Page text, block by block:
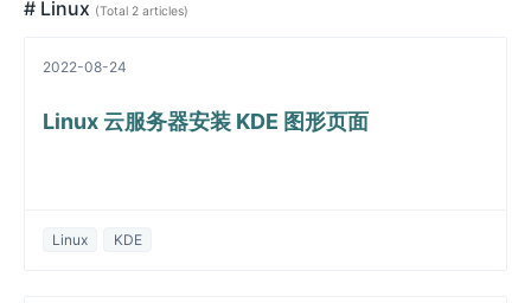
# Linux (Total 2 articles)
2022-08-24
Linux 云服务器安装 KDE 图形页面
Linux KDE